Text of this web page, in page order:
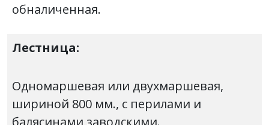
обналиченная.
Лестница:
Одномаршевая или двухмаршевая,
шириной 800 мм., с перилами и
балясинами заводскими.